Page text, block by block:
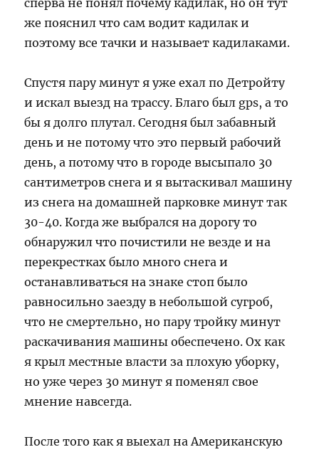
сперва не понял почему кадилак, но он тут
же пояснил что сам водит кадилак и
поэтому все тачки и называет кадилаками.
Спустя пару минут я уже ехал по Детройту
и искал выезд на трассу. Благо был gps, а то
бы я долго плутал. Сегодня был забавный
день и не потому что это первый рабочий
день, а потому что в городе высыпало 30
сантиметров снега и я вытаскивал машину
из снега на домашней парковке минут так
30-40. Когда же выбрался на дорогу то
обнаружил что почистили не везде и на
перекрестках было много снега и
останавливаться на знаке стоп было
равносильно заезду в небольшой сугроб,
что не смертельно, но пару тройку минут
раскачивания машины обеспечено. Ох как
я крыл местные власти за плохую уборку,
но уже через 30 минут я поменял свое
мнение навсегда.
После того как я выехал на Американскую